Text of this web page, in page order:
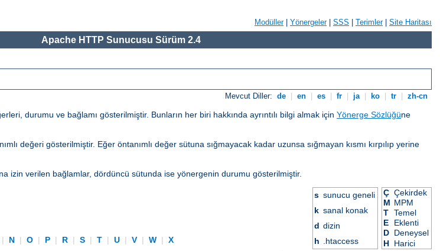
Modüller| Yönergeler| SSS Terimler| Site Haritası
Apache HTTP Sunucusu Sürüm 2.4
Mevcut Diller: de en es fr ja ko tr zh-cn
durumu ve bağlamı gösterilmiştir. Bunların her biri hakkında ayrıntılı bilgi almak için Yönerge Sözlüğüne
değeri gösterilmiştir. Eğer öntanımlı değer sütuna sığmayacak kadar uzunsa sığmayan kısmı kırpılıp yerine
izin verilen bağlamlar, dördüncü sütunda ise yönergenin durumu gösterilmiştir.
| N | O | P | R | S | T | U | V | W | X
s sunucu geneli
k sanal konak
d dizin
h .htaccess
Ç Çekirdek
M MPM
T Temel
E
Eklenti
D Deneysel
H Harici